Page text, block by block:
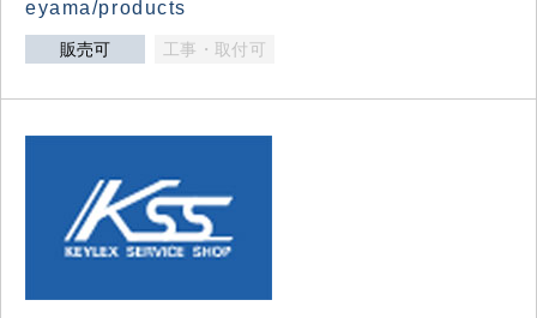
eyama/products
販売可 工事・取付可